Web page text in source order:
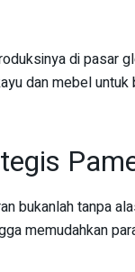
di pasar
dan mebel
bukanlah tanpa
memudahkan